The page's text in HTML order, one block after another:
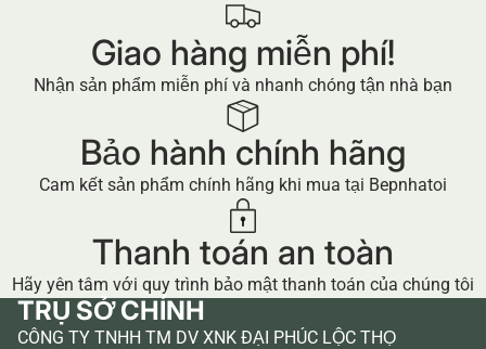
Giao hàng miễn phí!
Nhận sản phẩm miễn phí và nhanh chóng tận nhà bạn
Bảo hành chính hãng
Cam kết sản phẩm chính hãng khi mua tại Bepnhatoi
Thanh toán an toàn
Hãy yên tâm với quy trình bảo mật thanh toán của chúng tôi
TRỤ SỞ CHÍNH
CÔNG TY TNHH TM DV XNK ĐẠI PHÚC LỘC THỌ